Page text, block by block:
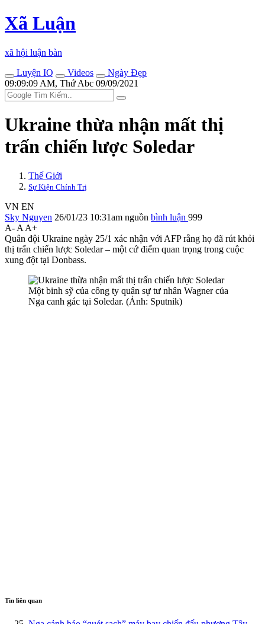
Xã Luận
xã hội luận bàn
Luyện IQ
Videos
Ngày Đẹp
09:09:09 AM, Thứ Abc 09/09/2021
Ukraine thừa nhận mất thị
trấn chiến lược Soledar
Thế Giới
Sự Kiện Chính Trị
VN EN
Sky Nguyen 26/01/23 10:31am nguồn bình luận 999
A- A A+
Quân đội Ukraine ngày 25/1 xác nhận với AFP rằng họ đã rút khỏi
thị trấn chiến lược Soledar – một cứ điểm quan trọng trong cuộc
xung đột tại Donbass.
Một binh sỹ của công ty quân sự tư nhân Wagner của
Nga canh gác tại Soledar. (Ảnh: Sputnik)
Tin liên quan